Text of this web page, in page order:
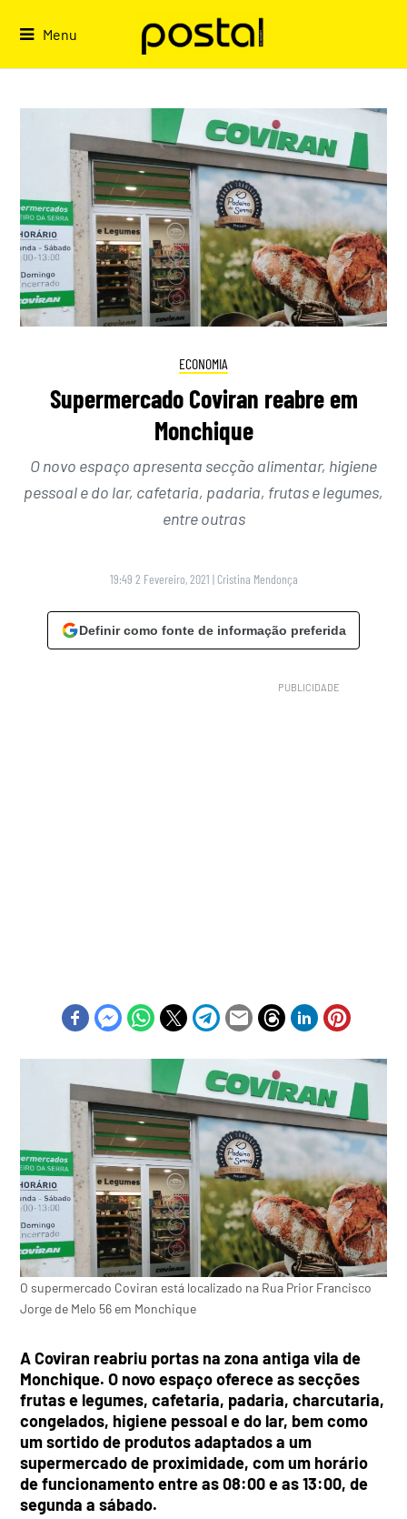
Menu
ECONOMIA
Supermercado Coviran reabre em
Monchique
O novo espaço apresenta secção alimentar, higiene
pessoal e do lar, cafetaria, padaria, frutas e legumes,
entre outras
19:49 2 Fevereiro, 2021 | Cristina Mendonça
Definir como fonte de informação preferida
O supermercado Coviran está localizado na Rua Prior Francisco
Jorge de Melo 56 em Monchique
A Coviran reabriu portas na zona antiga vila de
Monchique. O novo espaço oferece as secções
frutas e legumes, cafetaria, padaria, charcutaria,
congelados, higiene pessoal e do lar, bem como
um sortido de produtos adaptados a um
supermercado de proximidade, com um horário
de funcionamento entre as 08:00 e as 13:00, de
segunda a sábado.